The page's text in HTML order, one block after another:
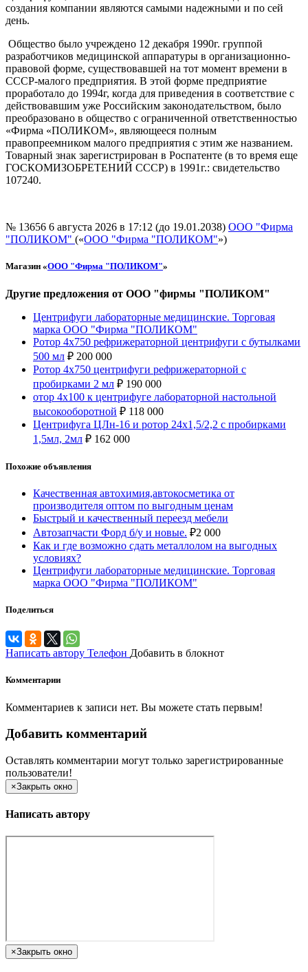
создания компании являются самыми надежными и по сей
день.
Общество было учреждено 12 декабря 1990г. группой
разработчиков медицинской аппаратуры в организационно-
правовой форме, существовавшей на тот момент времени в
СССР-малого предприятия. В этой форме предприятие
проработало до 1994г, когда для приведения в соответствие с
действовавшим уже Российским законодательством, было
преобразовано в общество с ограниченной ответственностью
«Фирма «ПОЛИКОМ», являющееся полным
правопреемником малого предприятия с этим же названием.
Товарный знак зарегистрирован в Роспатенте (в то время еще
ГОСКОМИЗОБРЕТЕНИЙ СССР) в 1991г.: свидетельство
107240.
№ 13656 6 августа 2026 в 17:12 (до 19.01.2038) ООО "Фирма
"ПОЛИКОМ" («ООО "Фирма "ПОЛИКОМ"»)
Магазин «ООО "Фирма "ПОЛИКОМ"»
Другие предложения от ООО "фирмы "ПОЛИКОМ"
Центрифуги лабораторные медицинские. Торговая
марка ООО "Фирма "ПОЛИКОМ"
Ротор 4х750 рефрижераторной центрифуги с бутылками
500 мл ₽ 200 000
Ротор 4х750 центрифуги рефрижераторной с
пробирками 2 мл ₽ 190 000
отор 4х100 к центрифyге лабораторной настольной
высокооборотной ₽ 118 000
Центрифуга ЦЛн-16 и ротор 24х1,5/2,2 с пробирками
1,5мл, 2мл ₽ 162 000
Похожие объявления
Качественная автохимия,автокосметика от
производителя оптом по выгодным ценам
Быстрый и качественный переезд мебели
Автозапчасти Форд б/у и новые. ₽2 000
Как и где возможно сдать металлолом на выгодных
условиях?
Центрифуги лабораторные медицинские. Торговая
марка ООО "Фирма "ПОЛИКОМ"
Поделиться
Написать автору Телефон Добавить в блокнот
Комментарии
Комментариев к записи нет. Вы можете стать первым!
Добавить комментарий
Оставлять комментарии могут только зарегистрированные
пользователи!
×Закрыть окно
Написать автору
×Закрыть окно